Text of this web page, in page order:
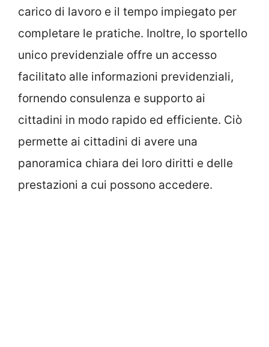
carico di lavoro e il tempo impiegato per
completare le pratiche. Inoltre, lo sportello
unico previdenziale offre un accesso
facilitato alle informazioni previdenziali,
fornendo consulenza e supporto ai
cittadini in modo rapido ed efficiente. Ciò
permette ai cittadini di avere una
panoramica chiara dei loro diritti e delle
prestazioni a cui possono accedere.